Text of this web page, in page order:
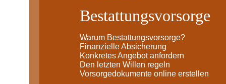
Bestattungsvorsorge
Warum Bestattungsvorsorge?
Finanzielle Absicherung
Konkretes Angebot anfordern
Den letzten Willen regeln
Vorsorgedokumente online erstellen